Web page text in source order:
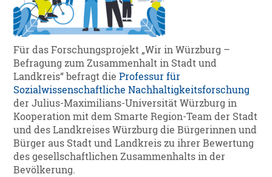
Für das Forschungsprojekt „Wir in Würzburg –
Befragung zum Zusammenhalt in Stadt und
Landkreis“ befragt dieProfessur für
Sozialwissenschaftliche Nachhaltigkeitsforschung
der Julius-Maximilians-Universität Würzburg in
Kooperation mit dem Smarte Region-Team der Stadt
und des Landkreises Würzburg die Bürgerinnen und
Bürger aus Stadt und Landkreis zu ihrer Bewertung
des gesellschaftlichen Zusammenhalts in der
Bevölkerung.